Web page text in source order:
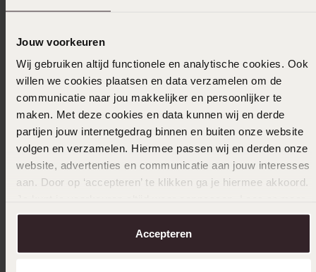
Jouw voorkeuren
Wij gebruiken altijd functionele en analytische cookies. Ook
willen we cookies plaatsen en data verzamelen om de
communicatie naar jou makkelijker en persoonlijker te
maken. Met deze cookies en data kunnen wij en derde
partijen jouw internetgedrag binnen en buiten onze website
volgen en verzamelen. Hiermee passen wij en derden onze
website, advertenties en communicatie aan jouw interesses
aan. Door op ‘accepteren’ te klikken ga je hiermee akkoord.
over in onscookiebeleid.
Accepteren
Ook leuk voor jou